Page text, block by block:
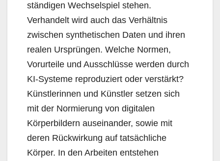
ständigen Wechselspiel stehen.
Verhandelt wird auch das Verhältnis
zwischen synthetischen Daten und ihren
realen Ursprüngen. Welche Normen,
Vorurteile und Ausschlüsse werden durch
KI-Systeme reproduziert oder verstärkt?
Künstlerinnen und Künstler setzen sich
mit der Normierung von digitalen
Körperbildern auseinander, sowie mit
deren Rückwirkung auf tatsächliche
Körper. In den Arbeiten entstehen